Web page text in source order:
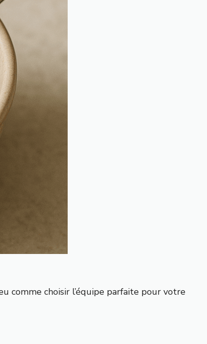
comme choisir l’équipe parfaite pour votre